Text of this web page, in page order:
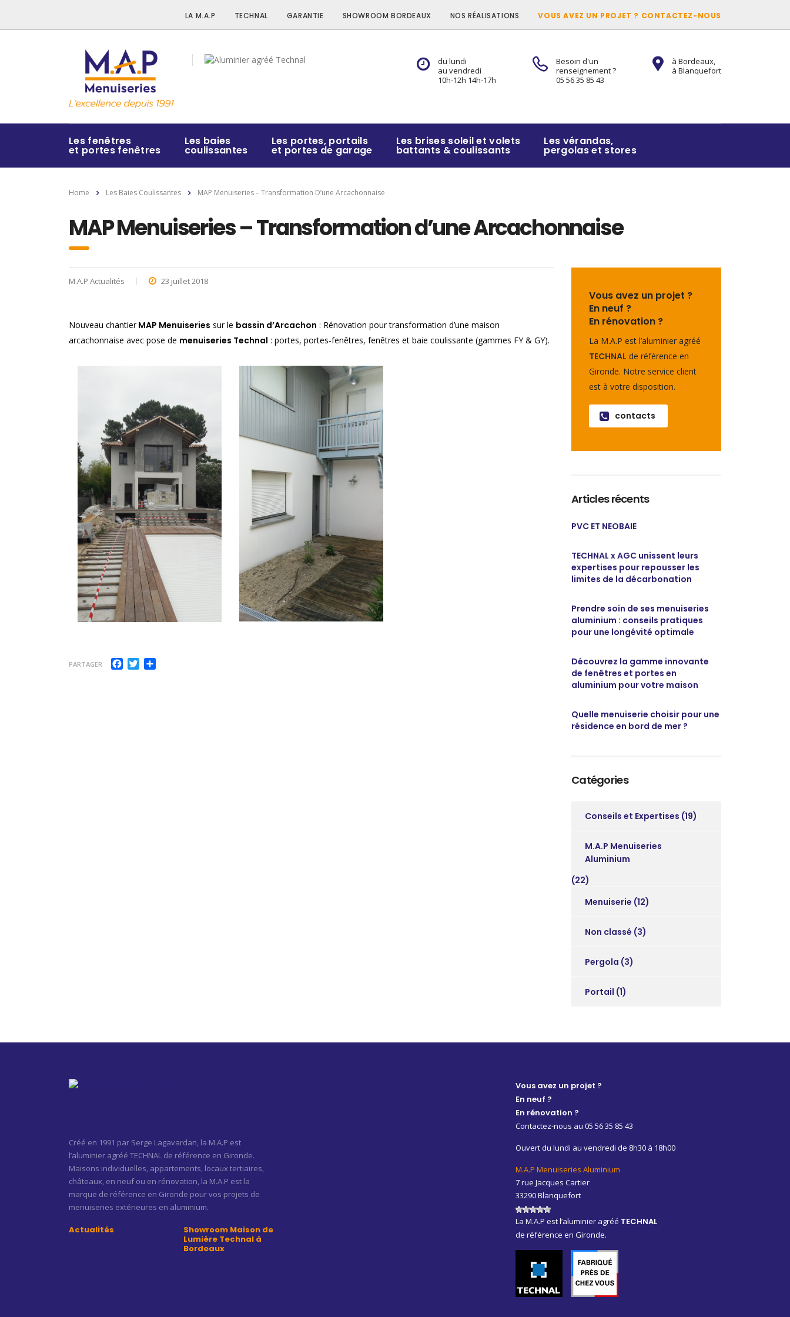
LA M.A.P TECHNAL GARANTIE SHOWROOM BORDEAUX NOS RÉALISATIONS VOUS AVEZ UN PROJET ? CONTACTEZ-NOUS
à Bordeaux,
à Blanquefort
Besoin d'un
renseignement ?
05 56 35 85 43
du lundi
au vendredi
10h-12h 14h-17h
Les fenêtres
et portes fenêtres
Les baies
coulissantes
Les portes, portails
et portes de garage
Les brises soleil et volets
battants & coulissants
Les vérandas,
pergolas et stores
Home Les Baies Coulissantes MAP Menuiseries – Transformation D’une Arcachonnaise
MAP Menuiseries – Transformation d’une Arcachonnaise
M.A.P Actualités 23 juillet 2018
Nouveau chantierMAP Menuiseries sur le bassin d’Arcachon : Rénovation pour transformation d’une maison
arcachonnaise avec pose de menuiseries Technal : portes, portes-fenêtres, fenêtres et baie coulissante (gammes FY & GY).
PARTAGER Facebook
Twitter
Vous avez un projet ?
En neuf ?
En rénovation ?
La M.A.P est l’aluminier agréé
TECHNAL de référence en
Gironde. Notre service client
est à votre disposition.
contacts
Articles récents
PVC ET NEOBAIE
TECHNAL x AGC unissent leurs
expertises pour repousser les
limites de la décarbonation
Prendre soin de ses menuiseries
aluminium : conseils pratiques
pour une longévité optimale
Découvrez la gamme innovante
de fenêtres et portes en
aluminium pour votre maison
Quelle menuiserie choisir pour une
résidence en bord de mer ?
Catégories
Conseils et Expertises (19)
M.A.P Menuiseries
Aluminium
(22)
Menuiserie (12)
Non classé (3)
Pergola (3)
Portail (1)
Créé en 1991 par Serge Lagavardan, la M.A.P est
l’aluminier agréé TECHNAL de référence en Gironde.
Maisons individuelles, appartements, locaux tertiaires,
châteaux, en neuf ou en rénovation, la M.A.P est la
marque de référence en Gironde pour vos projets de
menuiseries extérieures en aluminium.
Actualités
Showroom Maison de
Lumière Technal à
Bordeaux
Vous avez un projet ?
En neuf ?
En rénovation ?
Contactez-nous au 05 56 35 85 43
Ouvert du lundi au vendredi de 8h30 à 18h00
M.A.P Menuiseries Aluminium
7 rue Jacques Cartier
33290 Blanquefort
La M.A.P est l’aluminier agréé TECHNAL
de référence en Gironde.